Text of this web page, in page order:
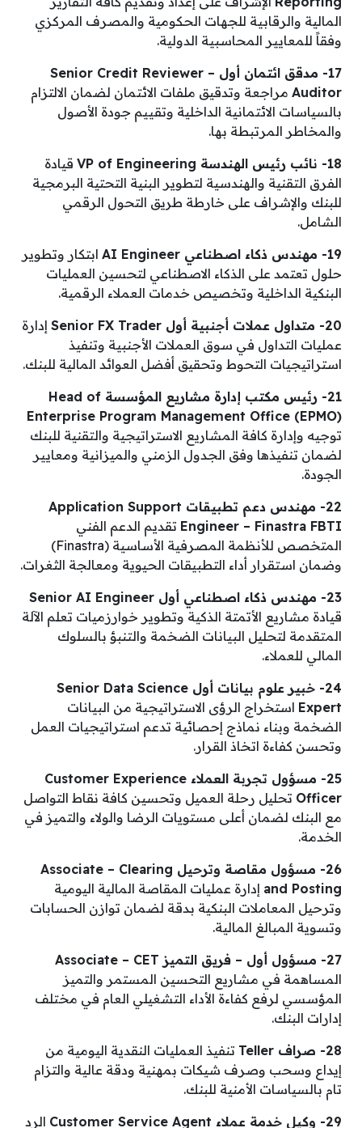
المالية والرقابية للجهات الحكومية والمصرف المركزي
وفقاً للمعايير المحاسبية الدولية.
17- مدقق ائتمان أول Senior Credit Reviewer –
Auditor مراجعة وتدقيق ملفات الائتمان لضمان الالتزام
بالسياسات الائتمانية الداخلية وتقييم جودة الأصول
والمخاطر المرتبطة بها.
18- نائب رئيس الهندسة VP of Engineering
قيادة
الفرق التقنية والهندسية لتطوير البنية التحتية البرمجية
للبنك والإشراف على خارطة طريق التحول الرقمي
الشامل.
19- مهندس ذكاء اصطناعي AI Engineer
ابتكار وتطوير
حلول تعتمد على الذكاء الاصطناعي لتحسين العمليات
البنكية الداخلية وتخصيص خدمات العملاء الرقمية.
20- متداول عملات أجنبية أول Senior FX Trader
إدارة
عمليات التداول في سوق العملات الأجنبية وتنفيذ
استراتيجيات التحوط وتحقيق أفضل العوائد المالية للبنك.
21- رئيس مكتب إدارة مشاريع المؤسسة Head of
Enterprise Program Management Office (EPMO)
توجيه وإدارة كافة المشاريع الاستراتيجية والتقنية للبنك
لضمان تنفيذها وفق الجدول الزمني والميزانية ومعايير
الجودة.
22- مهندس دعم تطبيقات Application Support
Engineer – Finastra FBTI تقديم الدعم الفني
المتخصص للأنظمة المصرفية الأساسية (Finastra)
وضمان استقرار أداء التطبيقات الحيوية ومعالجة الثغرات.
23- مهندس ذكاء اصطناعي أول Senior AI Engineer
قيادة مشاريع الأتمتة الذكية وتطوير خوارزميات تعلم الآلة
المتقدمة لتحليل البيانات الضخمة والتنبؤ بالسلوك
المالي للعملاء.
24- خبير علوم بيانات أول Senior Data Science
Expert استخراج الرؤى الاستراتيجية من البيانات
الضخمة وبناء نماذج إحصائية تدعم استراتيجيات العمل
وتحسن كفاءة اتخاذ القرار.
25- مسؤول تجربة العملاء Customer Experience
Officer تحليل رحلة العميل وتحسين كافة نقاط التواصل
مع البنك لضمان أعلى مستويات الرضا والولاء والتميز في
الخدمة.
26- مسؤول مقاصة وترحيل Associate – Clearing
and Posting إدارة عمليات المقاصة المالية اليومية
وترحيل المعاملات البنكية بدقة لضمان توازن الحسابات
وتسوية المبالغ المالية.
27- مسؤول أول – فريق التميز Associate – CET
المساهمة في مشاريع التحسين المستمر والتميز
المؤسسي لرفع كفاءة الأداء التشغيلي العام في مختلف
إدارات البنك.
28- صراف Teller
تنفيذ العمليات النقدية اليومية من
إيداع وسحب وصرف شيكات بمهنية ودقة عالية والتزام
تام بالسياسات الأمنية للبنك.
29- وكيل خدمة عملاء Customer Service Agent
الرد